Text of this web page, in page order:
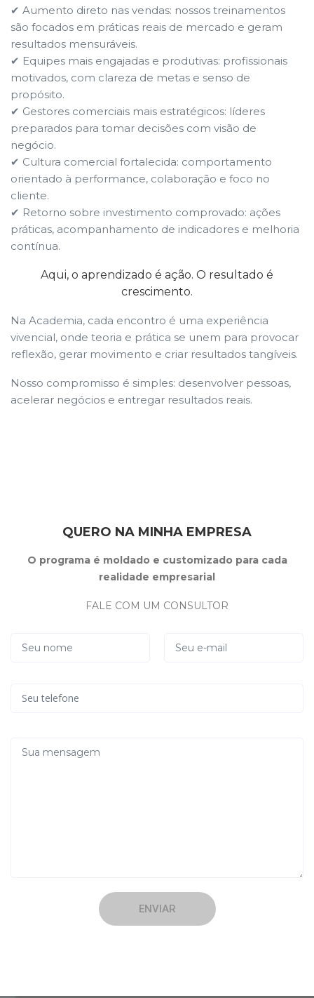
✔ Aumento direto nas vendas: nossos treinamentos
são focados em práticas reais de mercado e geram
resultados mensuráveis.
✔ Equipes mais engajadas e produtivas: profissionais
motivados, com clareza de metas e senso de
propósito.
✔ Gestores comerciais mais estratégicos: líderes
preparados para tomar decisões com visão de
negócio.
✔ Cultura comercial fortalecida: comportamento
orientado à performance, colaboração e foco no
cliente.
✔ Retorno sobre investimento comprovado: ações
práticas, acompanhamento de indicadores e melhoria
contínua.
Aqui, o aprendizado é ação. O resultado é
crescimento.
Na Academia, cada encontro é uma experiência
vivencial, onde teoria e prática se unem para provocar
reflexão, gerar movimento e criar resultados tangíveis.
Nosso compromisso é simples: desenvolver pessoas,
acelerar negócios e entregar resultados reais.
QUERO NA MINHA EMPRESA
O programa é moldado e customizado para cada
realidade empresarial
FALE COM UM CONSULTOR